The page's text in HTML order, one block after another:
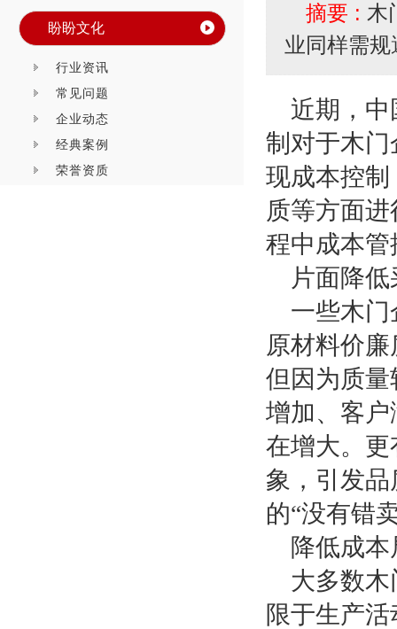
盼盼文化
行业资讯
常见问题
企业动态
经典案例
荣誉资质
摘要 : 木
业同样需
近期，
制对于木
现成本控
质等方面
程中成本
片面降
一些木
原材料价
但因为质
增加、客
在增大。
象，引发
的“没有错
降低成
大多数
限于生产